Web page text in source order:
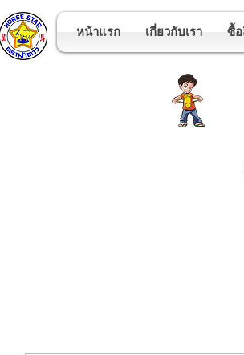
หน้าแรก เกี่ยวกับเรา ซื้